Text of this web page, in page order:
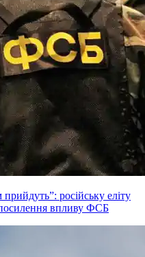
російську еліту
впливу ФСБ